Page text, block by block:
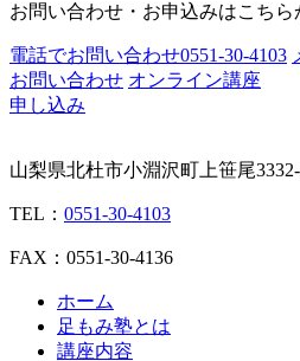
お問い合わせ・お申込みはこちら
電話でお問い合わせ0551-30-4103
お問い合わせ オンライン講座
申し込み
山梨県北杜市小淵沢町上笹尾
TEL： 0551-30-4103
FAX：0551-30-4136
ホーム
足もみ塾とは
講座内容